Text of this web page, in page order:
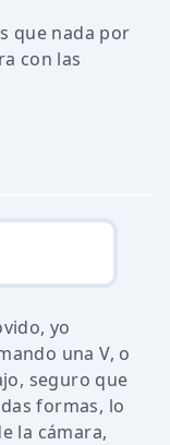
que nada por
con las
yo
una V, o
seguro que
formas, lo
la cámara,